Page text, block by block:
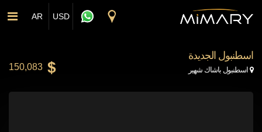
USD
AR
اسطنبول الجديدة
Map Marker
اسطنبول باشاك شهیر